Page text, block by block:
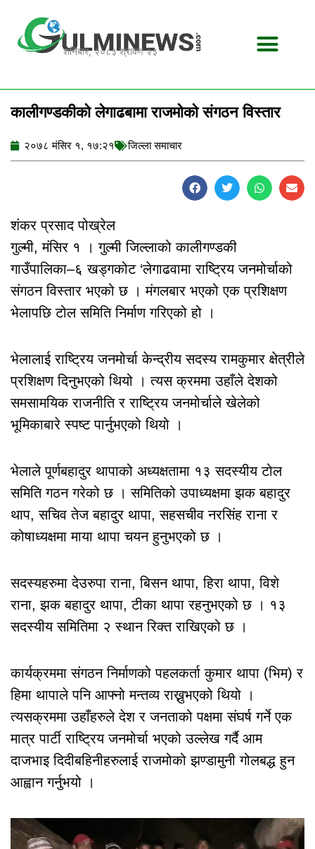
content
शनिबार, २०८३ श्रावण २३
कालीगण्डकीको लेगाढबामा राजमोको संगठन विस्तार
२०७८ मंसिर १, १७:२१ जिल्ला समाचार
शंकर प्रसाद पोख्रेल
गुल्मी, मंसिर १ । गुल्मी जिल्लाको कालीगण्डकी
गाउँपालिका–६ खड्गकोट ‘लेगाढवामा राष्ट्रिय जनमोर्चाको
संगठन विस्तार भएको छ । मंगलबार भएको एक प्रशिक्षण
भेलापछि टोल समिति निर्माण गरिएको हो ।
भेलालाई राष्ट्रिय जनमोर्चा केन्द्रीय सदस्य रामकुमार क्षेत्रीले
प्रशिक्षण दिनुभएको थियो । त्यस क्रममा उहाँले देशको
समसामयिक राजनीति र राष्ट्रिय जनमोर्चाले खेलेको
भूमिकाबारे स्पष्ट पार्नुभएको थियो ।
भेलाले पूर्णबहादुर थापाको अध्यक्षतामा १३ सदस्यीय टोल
समिति गठन गरेको छ । समितिको उपाध्यक्षमा झक बहादुर
थाप, सचिव तेज बहादुर थापा, सहसचीव नरसिंह राना र
कोषाध्यक्षमा माया थापा चयन हुनुभएको छ ।
सदस्यहरुमा देउरुपा राना, बिसन थापा, हिरा थापा, विशे
राना, झक बहादुर थापा, टीका थापा रहनुभएको छ । १३
सदस्यीय समितिमा २ स्थान रिक्त राखिएको छ ।
कार्यक्रममा संगठन निर्माणको पहलकर्ता कुमार थापा (भिम) र
हिमा थापाले पनि आफ्नो मन्तव्य राख्नुभएको थियो ।
त्यसक्रममा उहाँहरुले देश र जनताको पक्षमा संघर्ष गर्ने एक
मात्र पार्टी राष्ट्रिय जनमोर्चा भएको उल्लेख गर्दै आम
दाजभाइ दिदीबहिनीहरुलाई राजमोको झण्डामुनी गोलबद्ध हुन
आह्वान गर्नुभयो ।